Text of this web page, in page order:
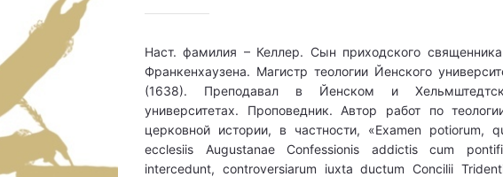
Наст. фамилия – Келлер. Сын приходского
Франкенхаузена. Магистр теологии Йенского
(1638). Преподавал в Йенском и
университетах. Проповедник. Автор работ по
церковной истории, в частности, «Examen potiorum,
ecclesiis Augustanae Confessionis addictis cum
intercedunt, controversiarum iuxta ductum Concilii